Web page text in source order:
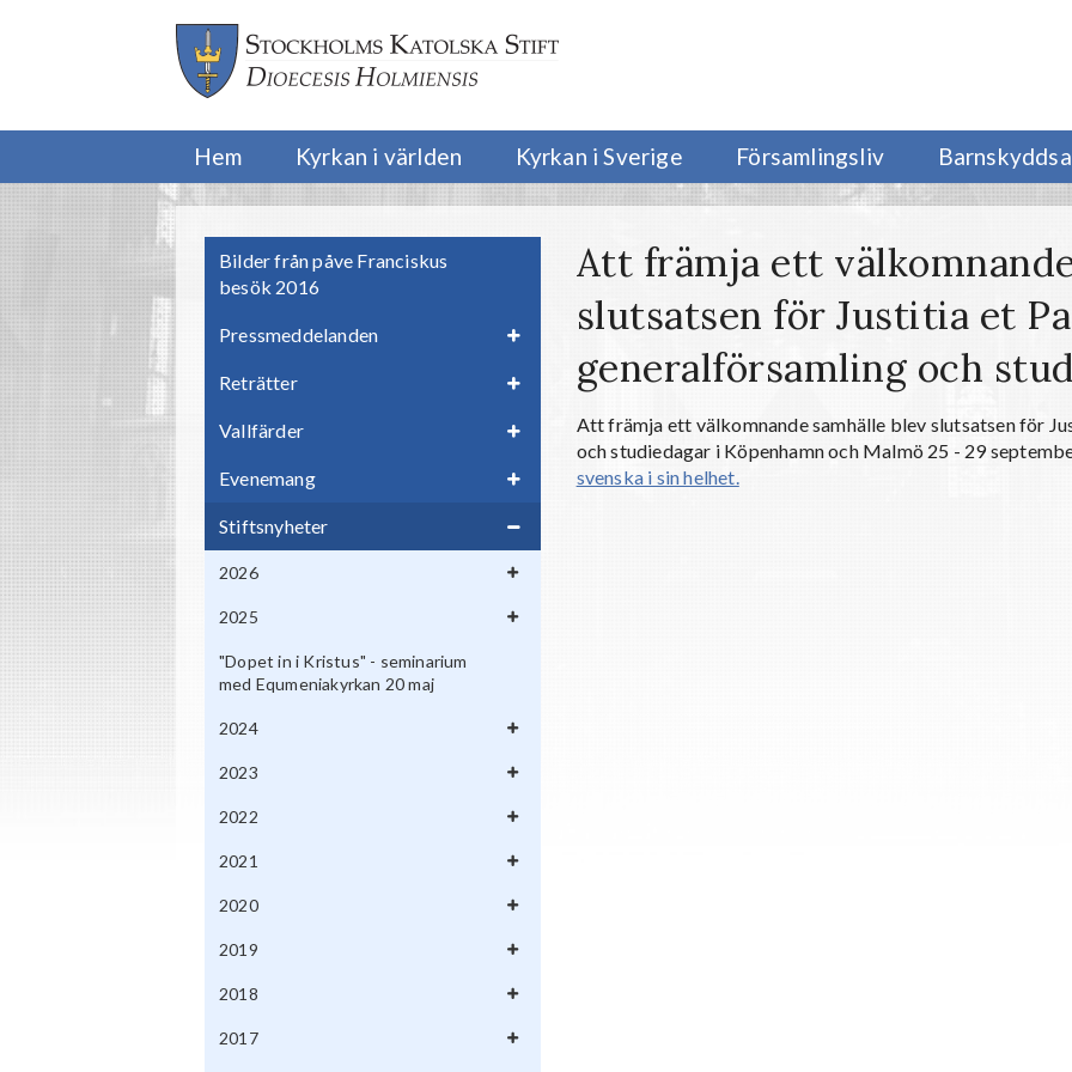
Hem Kyrkan i världen Kyrkan i Sverige Församlingsliv
Bilder från påve Franciskus
besök 2016
Pressmeddelanden
Reträtter
Vallfärder
Evenemang
Stiftsnyheter
2026
2025
"Dopet in i Kristus" - seminarium
med Equmeniakyrkan 20 maj
2024
2023
2022
2021
2020
2019
2018
2017
Att främja ett
slutsatsen för Justitia et
generalförsamling och
Att främja ett välkomnande samhälle blev slutsatsen för
och studiedagar i Köpenhamn och Malmö 25 - 29
svenska i sin helhet.